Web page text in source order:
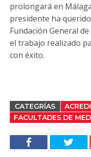
prolongará en
presidente ha
Fundación General
el trabajo realizado
con éxito.
CATEGRÍAS
FACULTADES DE